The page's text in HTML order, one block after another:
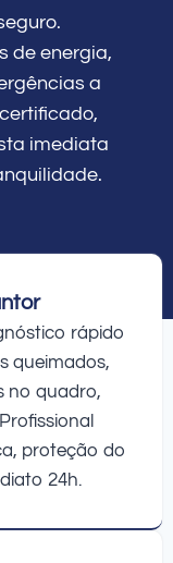
de energia,
a
imediata
rápido
queimados,
no quadro,
proteção do
24h.